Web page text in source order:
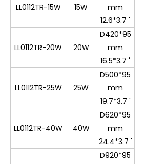
LL0112TR-15W 15W
mm
12.6*3.7 '
LL0112TR-20W 20W
D420*95
mm
16.5*3.7 '
LL0112TR-25W 25W
D500*95
mm
19.7*3.7 '
LL0112TR-40W 40W
D620*95
mm
24.4*3.7 '
D920*95